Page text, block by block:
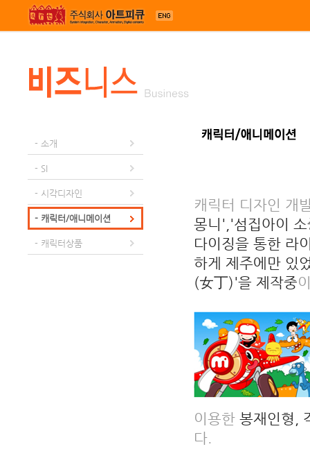
- 소개
- SI
- 시각디자인
- 캐릭터/애니메이션
- 캐릭터상품
캐릭터 디자인 개
몽니','섬집아이
다이징을 통한 라
하게 제주에만 있
(女丁)'을 제작중
이용한 봉재인형,
다.